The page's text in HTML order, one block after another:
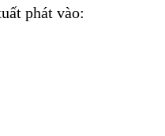
phát vào: